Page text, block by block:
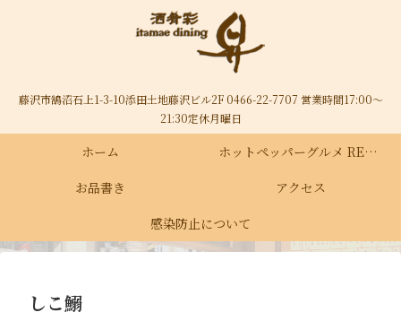
藤沢市鵠沼石上1-3-10添田土地藤沢ビル2F 0466-22-7707 営業時間17:00～
21:30定休月曜日
ホーム
ホットペッパーグルメ RECRUIT
お品書き
アクセス
感染防止について
しこ鰯